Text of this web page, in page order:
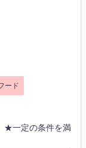
ード
一定の条件を満